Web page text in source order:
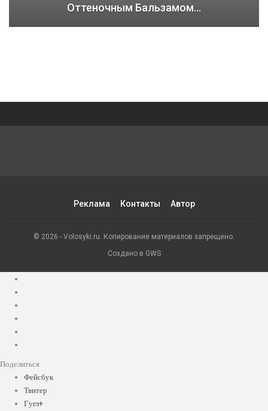
Оттеночным Бальзамом…
Реклама Контакты Автор
© 2026 - Volosyki.ru. Копирование материалов запрещено.
Создано в GWS
Поделиться
Фейсбук
Твитер
Гугл+